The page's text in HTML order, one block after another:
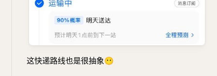
这快递路线也是很抽象😶